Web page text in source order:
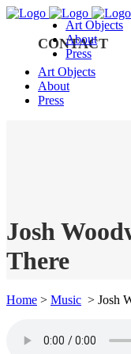
CONTACT
Art Objects
About
Press
Art Objects
About
Press
Josh
There
Home > Music > Josh